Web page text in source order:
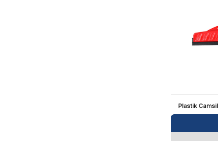
Plastik